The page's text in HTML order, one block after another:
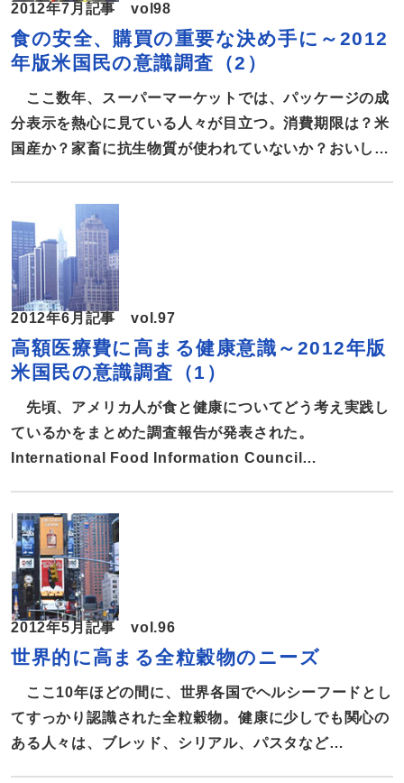
によると、米国民の75％が脂肪の含有量の低い食品を選
んで購入しているという。ダイエットや健康維持、加え
て心臓病の予防が主な理由だ。 また、普段の食事でも
67％が出来る限り脂肪を摂らないよう心がけていること
も分かった。 「2010年版アメリカ人の栄養ガイドライ
ン」では、動物性の […]
2012年7月記事 vol98
食の安全、購買の重要な決め手に～2012
年版米国民の意識調査（2）
ここ数年、スーパーマーケットでは、パッケージの成
分表示を熱心に見ている人々が目立つ。消費期限は？米
国産か？家畜に抗生物質が使われていないか？おいしさ
をどう考えているのか報告する。 毎年6人に1人が食中
毒に 今年、食品医薬品局（FDA）は昨年1月に成立した
食の安全近代化法に基づき、3900万ドルを投じ約2000
人の検査官を増員、食品製造所の検査回数を増やすな
ど、食品の安全管理の強化に乗り出した。 疫病対策セ
ンター（CDC）によると、米国で毎年6人に1人が食中
毒を起こし、うち約12万8000人が入院、約3000人が死
亡しているという。 食中毒による費用は、医療費など
を含めると毎年約780万ドルにのぼるといわれている。
サルモネラ菌、死亡者数でトップ 病原菌感染のトップ5
2012年6月記事 vol.97
高額医療費に高まる健康意識～2012年版
米国民の意識調査（1）
先頃、アメリカ人が食と健康についてどう考え実践し
ているかをまとめた調査報告が発表された。
International Food Information Council
思っているか？摂取カロリーについて正しい知識をもっ
ているのか？などがまとめられている。同調査から「ア
メリカ人の健康意識」「食の安全に対する考え方」「特
定の食材に対する考え方」について3回に分けて報告す
る。 健康を追い求めるアメリカ人 健康のために何を食
べたらいいか判断するのは、所得税を申告するよりも難
しい。アメリカ人の大半がそう考えているようだ。 つ
いこの間までヘルシーといわれていた食材が、ある日突
然、体に悪いと報じられる。食や運動に関する情報が溢
2012年5月記事 vol.96
世界的に高まる全粒穀物のニーズ
ここ10年ほどの間に、世界各国でヘルシーフードとし
てすっかり認識された全粒穀物。健康に少しでも関心の
ある人々は、ブレッド、シリアル、パスタなど